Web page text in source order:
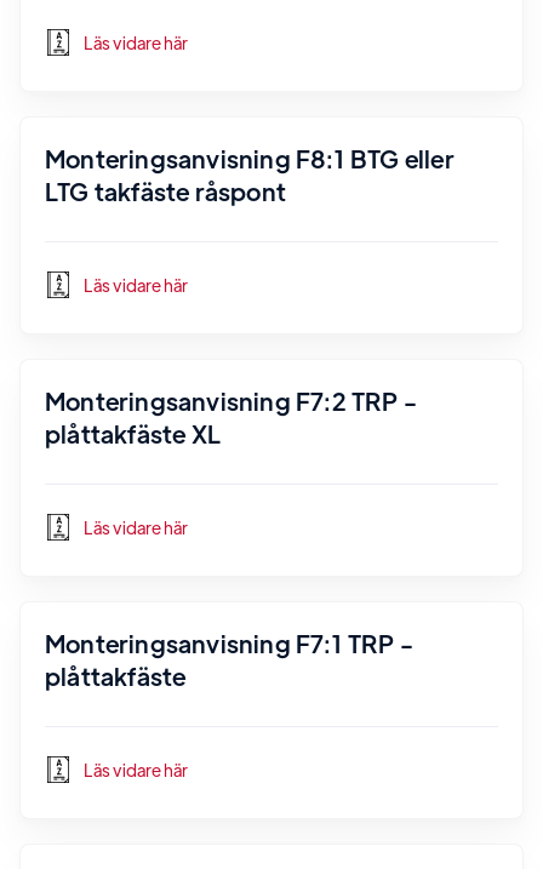
Läs vidare här
Monteringsanvisning F8:1 BTG eller
LTG takfäste råspont
Läs vidare här
Monteringsanvisning F7:2 TRP -
plåttakfäste XL
Läs vidare här
Monteringsanvisning F7:1 TRP -
plåttakfäste
Läs vidare här